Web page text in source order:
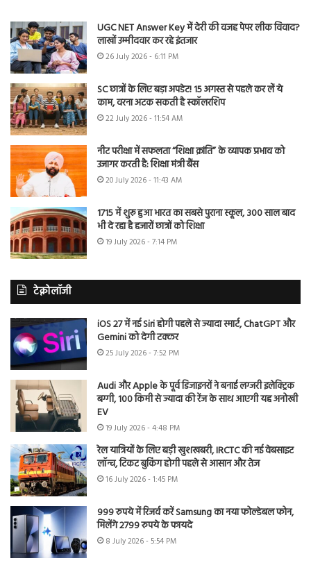
UGC NET Answer Key में देरी की वजह पेपर लीक विवाद?
लाखों उम्मीदवार कर रहे इंतजार
26 July 2026 - 6:11 PM
SC छात्रों के लिए बड़ा अपडेट! 15 अगस्त से पहले कर लें ये
काम, वरना अटक सकती है स्कॉलरशिप
22 July 2026 - 11:54 AM
नीट परीक्षा में सफलता “शिक्षा क्रांति” के व्यापक प्रभाव को
उजागर करती है: शिक्षा मंत्री बैंस
20 July 2026 - 11:43 AM
1715 में शुरू हुआ भारत का सबसे पुराना स्कूल, 300 साल बाद
भी दे रहा है हजारों छात्रों को शिक्षा
19 July 2026 - 7:14 PM
टेक्नोलॉजी
iOS 27 में नई Siri होगी पहले से ज्यादा स्मार्ट, ChatGPT और
Gemini को देगी टक्कर
25 July 2026 - 7:52 PM
Audi और Apple के पूर्व डिजाइनरों ने बनाई लग्जरी इलेक्ट्रिक
बग्गी, 100 किमी से ज्यादा की रेंज के साथ आएगी यह अनोखी
EV
19 July 2026 - 4:48 PM
रेल यात्रियों के लिए बड़ी खुशखबरी, IRCTC की नई वेबसाइट
लॉन्च, टिकट बुकिंग होगी पहले से आसान और तेज
16 July 2026 - 1:45 PM
999 रुपये में रिजर्व करें Samsung का नया फोल्डेबल फोन,
मिलेंगे 2799 रुपये के फायदे
8 July 2026 - 5:54 PM